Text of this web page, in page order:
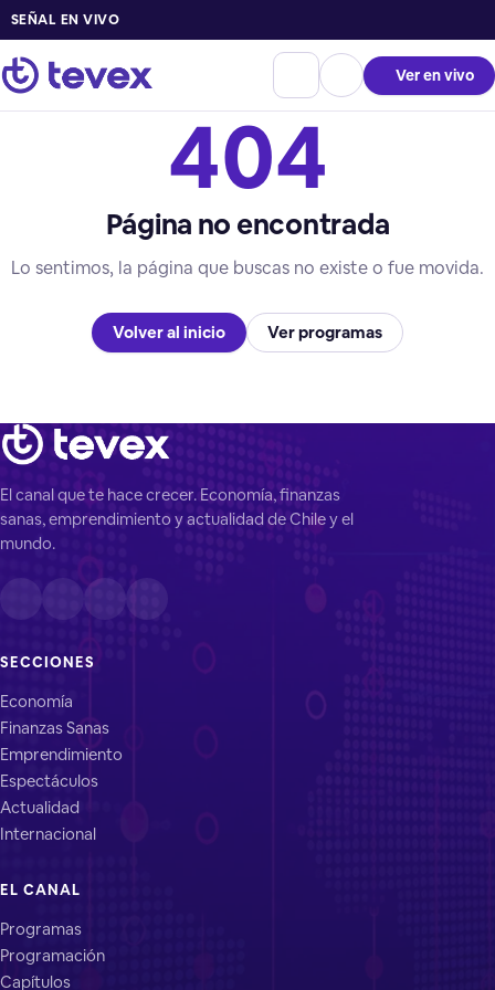
SEÑAL EN VIVO
Ver en vivo
404
Página no encontrada
Lo sentimos, la página que buscas no existe o fue movida.
Volver al inicio Ver programas
El canal que te hace crecer. Economía, finanzas
sanas, emprendimiento y actualidad de Chile y el
mundo.
SECCIONES
Economía
Finanzas Sanas
Emprendimiento
Espectáculos
Actualidad
Internacional
EL CANAL
Programas
Programación
Capítulos